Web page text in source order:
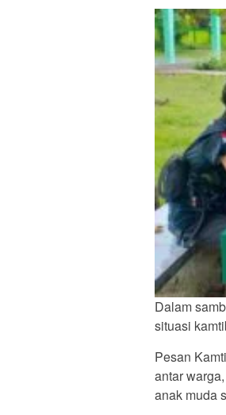
Dalam
situasi
Pesan
antar
anak muda